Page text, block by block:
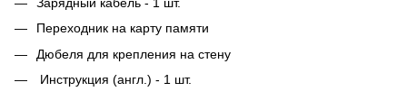
Переходник на карту памяти
Дюбеля для крепления на стену
Инструкция (англ.) - 1 шт.